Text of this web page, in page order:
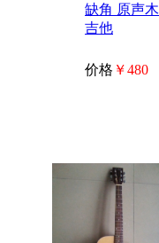
缺角 原声木
吉他
价格 ￥480